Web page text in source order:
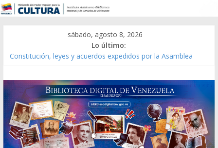
sábado, agosto 8, 2026
Lo último:
Constitución, leyes y acuerdos expedidos por la Asamblea
Modesta Bor Sánchez [material gráfico]
Gaceta Oficial de la República de Venezuela año CXXXIII Mes V,
Caracas 09 de marzo de 2006 N° 38.394
Catálogo temático de obras de Modesta Bor